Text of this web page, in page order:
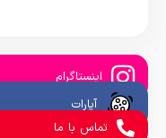
اینستاگرام
آپارات
تماس با ما